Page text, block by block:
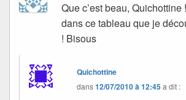
Que c’est beau,
dans ce tableau que je
! Bisous
Quichottine
dans12/07/2010 à 12:45a dit :